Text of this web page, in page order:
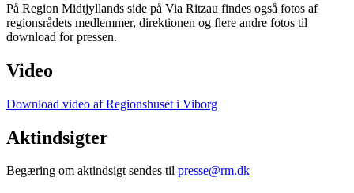
På Region Midtjyllands side på Via Ritzau findes også fotos af
regionsrådets medlemmer, direktionen og flere andre fotos til
download for pressen.
Video
Download video af Regionshuset i Viborg
Aktindsigter
Begæring om aktindsigt sendes til presse@rm.dk